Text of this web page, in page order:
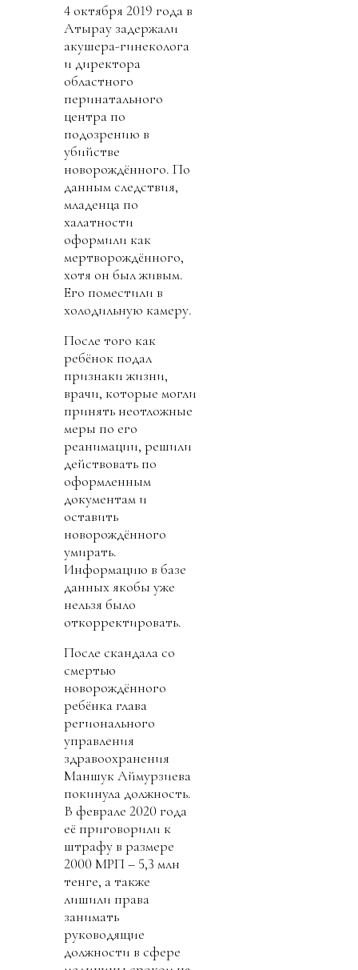
4 октября 2019 года в
Атырау задержали
акушера-гинеколога
и директора
областного
перинатального
центра по
подозрению в
убийстве
новорождённого. По
данным следствия,
младенца по
халатности
оформили как
мертворождённого,
хотя он был живым.
Его поместили в
холодильную камеру.
После того как
ребёнок подал
признаки жизни,
врачи, которые могли
принять неотложные
меры по его
реанимации, решили
действовать по
оформленным
документам и
оставить
новорождённого
умирать.
Информацию в базе
данных якобы уже
нельзя было
откорректировать.
После скандала со
смертью
новорождённого
ребёнка глава
регионального
управления
здравоохранения
Маншук Аймурзиева
покинула должность.
В феврале 2020 года
её приговорили к
штрафу в размере
2000 МРП – 5,3 млн
тенге, а также
лишили права
занимать
руководящие
должности в сфере